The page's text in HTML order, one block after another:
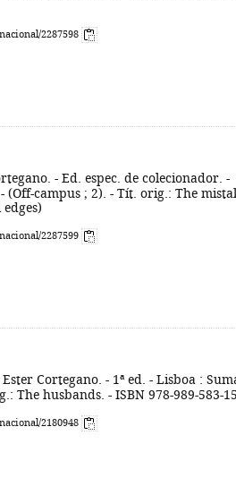
2287598
- Ed. espec. de colecionador. -
(Off-campus ; 2). - Tít. orig.: The
2287599
Cortegano. - 1ª ed. - Lisboa :
The husbands. - ISBN 978-989-583-
2180948